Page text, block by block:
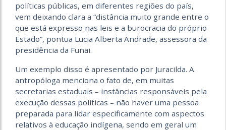
políticas públicas, em diferentes regiões do país,
vem deixando clara a “distância muito grande entre o
que está expresso nas leis e a burocracia do próprio
Estado”, pontua Lucia Alberta Andrade, assessora da
presidência da Funai.
Um exemplo disso é apresentado por Juracilda. A
antropóloga menciona o fato de, em muitas
secretarias estaduais – instâncias responsáveis pela
execução dessas políticas – não haver uma pessoa
preparada para lidar especificamente com aspectos
relativos à educação indígena, sendo em geral um